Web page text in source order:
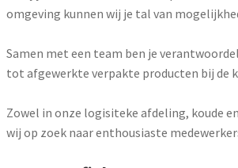
omgeving kunnen wij je tal van
Samen met een team ben je
tot afgewerkte verpakte producten bij de
Zowel in onze logisiteke afdeling, koude
wij op zoek naar enthousiaste